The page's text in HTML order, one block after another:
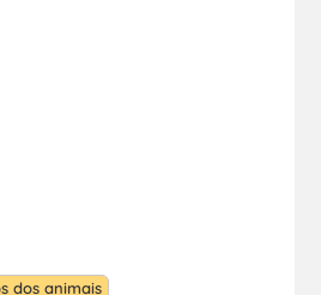
dos animais